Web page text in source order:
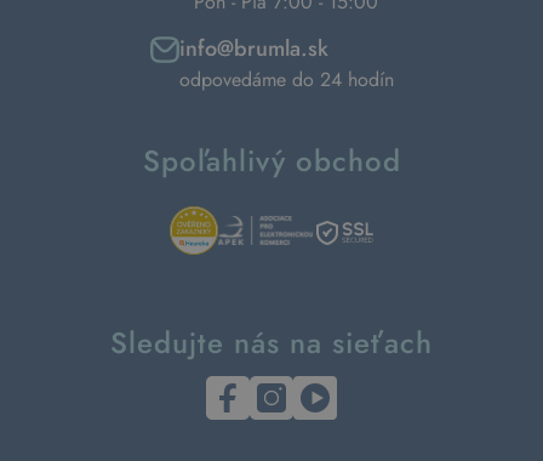
info@brumla.sk
odpovedáme do 24 hodín
Spoľahlivý obchod
Sledujte nás na sieťach